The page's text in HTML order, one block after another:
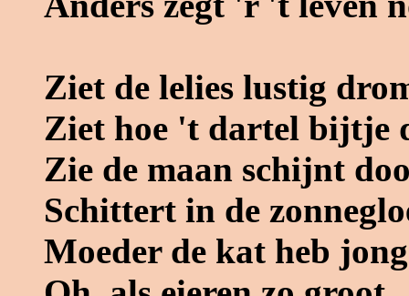
Ziet de lelies lustig
Ziet hoe 't dartel bijtje
Zie de maan schijnt
Schittert in de
Moeder de kat heb